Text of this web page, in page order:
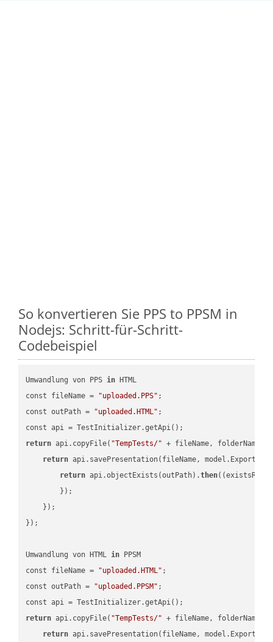
So konvertieren Sie PPS to PPSM in
Nodejs: Schritt-für-Schritt-
Codebeispiel
Umwandlung von PPS in HTML
const fileName =
"uploaded.PPS" ;
const outPath =
"uploaded.HTML" ;
return api.copyFile( "TempTests/" + fileName, folderName +
return api.savePresentation(fileName,
return api.objectExists(outPath).then(
        });
    });
});
Umwandlung von HTML in PPSM
const fileName =
"uploaded.HTML" ;
const outPath =
"uploaded.PPSM" ;
return api.copyFile( "TempTests/" + fileName, folderName +
return api.savePresentation(fileName,